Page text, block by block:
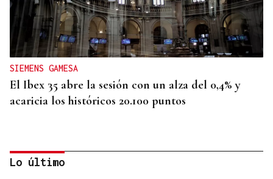
SIEMENS GAMESA
El Ibex 35 abre la sesión con un alza del 0,4% y
acaricia los históricos 20.100 puntos
Lo último